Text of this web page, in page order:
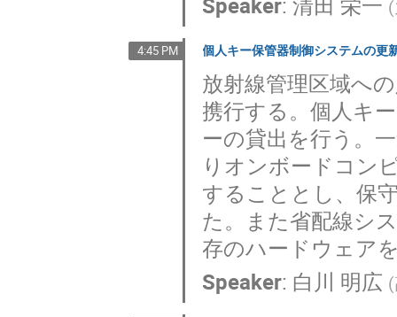
(
4:45 PM 個人キー保管器制御システムの更
放射線管理区域へ
携行する。個人キ
ーの貸出を行う。
りオンボードコン
することとし、保
た。また省配線シ
存のハードウェア
Speaker: 白川 明広 (